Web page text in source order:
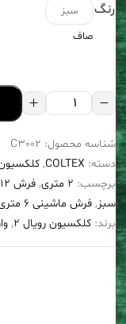
رنگ
سبز
صاف
فرش
۱۲۰۰
شانه
طرح
غنچه
سبز
عدد
شناسه محصول: C3002
دسته: COLTEX
, کلکسیون
برچسب: 2 متری , فرش 12 متری
سبز , فرش ماشینی 6 متری
برند: کلکسیون رویال 2 ,